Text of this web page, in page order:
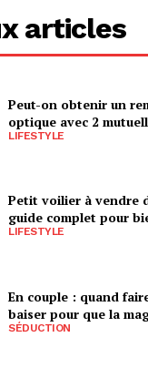
articles
Peut-on obtenir un
optique avec 2
LIFESTYLE
Petit voilier à vendre
guide complet pour
LIFESTYLE
En couple : quand
baiser pour que la
SÉDUCTION